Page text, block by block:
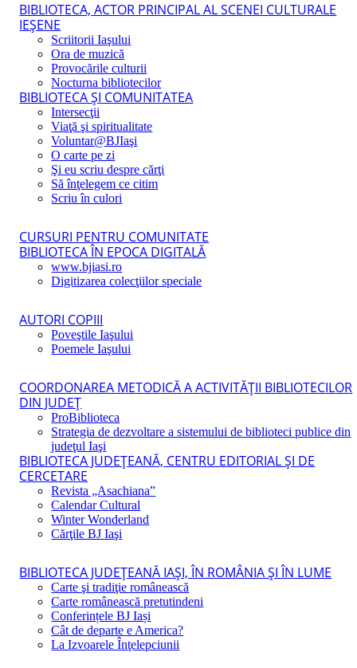
BIBLIOTECA, ACTOR PRINCIPAL AL SCENEI CULTURALE
IEŞENE
Scriitorii Iaşului
Ora de muzică
Provocările culturii
Nocturna bibliotecilor
BIBLIOTECA ŞI COMUNITATEA
Intersecţii
Viaţă şi spiritualitate
Voluntar@BJIaşi
O carte pe zi
Şi eu scriu despre cărţi
Să înţelegem ce citim
Scriu în culori
CURSURI PENTRU COMUNITATE
BIBLIOTECA ÎN EPOCA DIGITALĂ
www.bjiasi.ro
Digitizarea colecţiilor speciale
AUTORI COPIII
Poveştile Iaşului
Poemele Iaşului
COORDONAREA METODICĂ A ACTIVITĂŢII BIBLIOTECILOR
DIN JUDEŢ
ProBiblioteca
Strategia de dezvoltare a sistemului de biblioteci publice din
judeţul Iaşi
BIBLIOTECA JUDEŢEANĂ, CENTRU EDITORIAL ŞI DE
CERCETARE
Revista „Asachiana”
Calendar Cultural
Winter Wonderland
Cărţile BJ Iaşi
BIBLIOTECA JUDEŢEANĂ IAŞI, ÎN ROMÂNIA ŞI ÎN LUME
Carte şi tradiţie românească
Carte românească pretutindeni
Conferințele BJ Iași
Cât de departe e America?
La Izvoarele Înţelepciunii